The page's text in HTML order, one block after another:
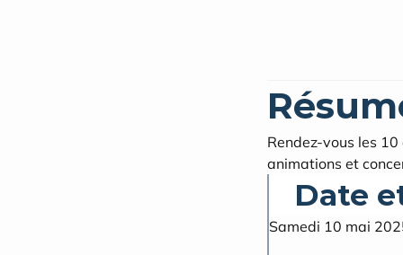
Rendez-vous les
animations et
Date
Samedi 10 mai